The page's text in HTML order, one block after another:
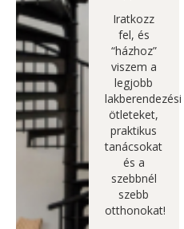
Iratkozz
fel, és
“házhoz”
viszem a
legjobb
lakberendezési
ötleteket,
praktikus
tanácsokat
és a
szebbnél
szebb
otthonokat!